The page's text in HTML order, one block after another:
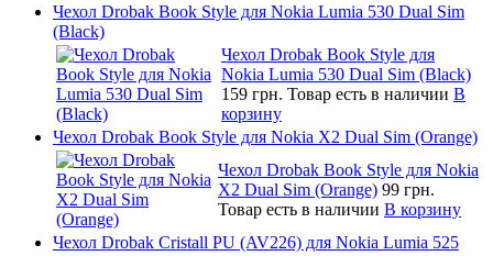
Чехол Drobak Book Style для Nokia Lumia 530 Dual Sim
(Black)
Чехол Drobak Book Style для
Nokia Lumia 530 Dual Sim (Black)
159 грн. Товар есть в наличии В
корзину
Чехол Drobak Book Style для Nokia X2 Dual Sim (Orange)
Чехол Drobak Book Style для Nokia
X2 Dual Sim (Orange) 99 грн.
Товар есть в наличии В корзину
Чехол Drobak Cristall PU (AV226) для Nokia Lumia 525